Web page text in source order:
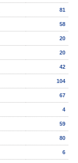
81
58
20
20
42
104
67
4
59
80
6